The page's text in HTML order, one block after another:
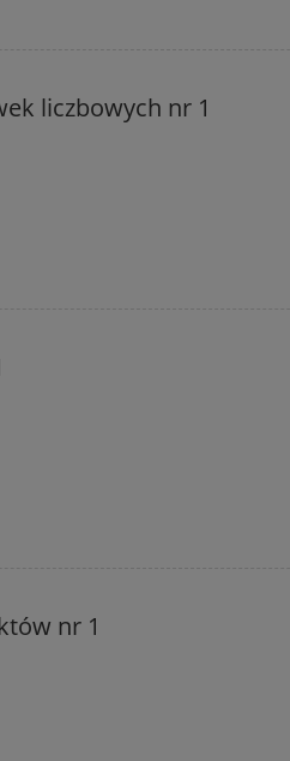
liczbowych nr 1
nr 1